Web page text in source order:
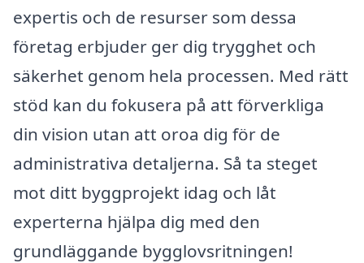
expertis och de resurser som dessa
företag erbjuder ger dig trygghet och
säkerhet genom hela processen. Med rätt
stöd kan du fokusera på att förverkliga
din vision utan att oroa dig för de
administrativa detaljerna. Så ta steget
mot ditt byggprojekt idag och låt
experterna hjälpa dig med den
grundläggande bygglovsritningen!